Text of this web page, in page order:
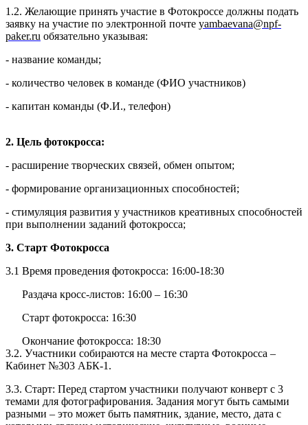
1.2. Желающие принять участие в Фотокроссе должны подать
заявку на участие по электронной почте yambaevana@npf-
paker.ru обязательно указывая:
- название команды;
- количество человек в команде (ФИО участников)
- капитан команды (Ф.И., телефон)
2. Цель фотокросса:
- расширение творческих связей, обмен опытом;
- формирование организационных способностей;
- стимуляция развития у участников креативных способностей
при выполнении заданий фотокросса;
3. Старт Фотокросса
3.1 Время проведения фотокросса: 16:00-18:30
Раздача кросс-листов: 16:00 – 16:30
Старт фотокросса: 16:30
Окончание фотокросса: 18:30
3.2. Участники собираются на месте старта Фотокросса –
Кабинет №303 АБК-1.
3.3. Старт: Перед стартом участники получают конверт с 3
темами для фотографирования. Задания могут быть самыми
разными – это может быть памятник, здание, место, дата с